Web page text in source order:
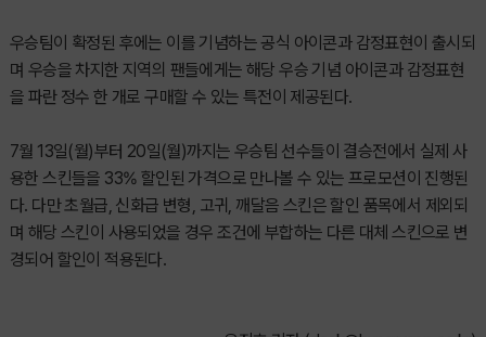
우승팀이 확정된 후에는 이를 기념하는 공식 아이콘과 감정표현이 출시되
며 우승을 차지한 지역의 팬들에게는 해당 우승 기념 아이콘과 감정표현
을 파란 정수 한 개로 구매할 수 있는 특전이 제공된다.
7월 13일(월)부터 20일(월)까지는 우승팀 선수들이 결승전에서 실제 사
용한 스킨들을 33% 할인된 가격으로 만나볼 수 있는 프로모션이 진행된
다. 다만 초월급, 신화급 변형, 고귀, 깨달음 스킨은 할인 품목에서 제외되
며 해당 스킨이 사용되었을 경우 조건에 부합하는 다른 대체 스킨으로 변
경되어 할인이 적용된다.